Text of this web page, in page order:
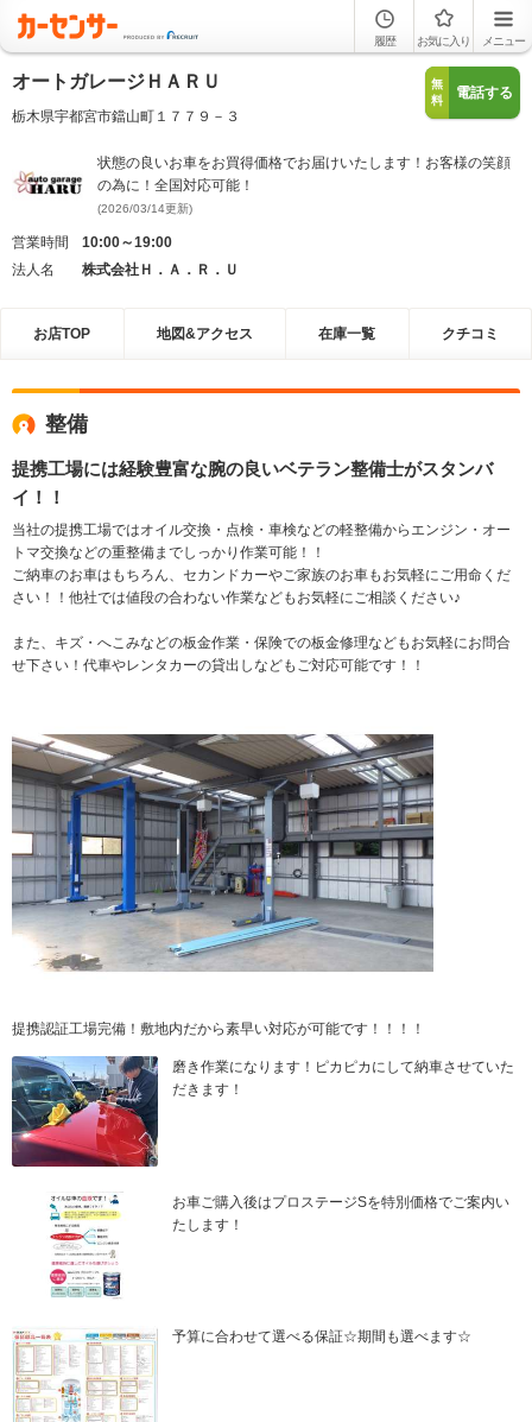
履歴 お気に入り メニュー
オートガレージＨＡＲＵ
栃木県宇都宮市鐺山町１７７９－３
無
料
電話する
状態の良いお車をお買得価格でお届けいたします！お客様の笑顔
の為に！全国対応可能！
(2026/03/14更新)
営業時間
10:00～19:00
法人名
株式会社Ｈ．Ａ．Ｒ．Ｕ
お店TOP 地図&アクセス 在庫一覧 クチコミ
整備
提携工場には経験豊富な腕の良いベテラン整備士がスタンバ
イ！！
当社の提携工場ではオイル交換・点検・車検などの軽整備からエンジン・オー
トマ交換などの重整備までしっかり作業可能！！
ご納車のお車はもちろん、セカンドカーやご家族のお車もお気軽にご用命くだ
さい！！他社では値段の合わない作業などもお気軽にご相談ください♪
また、キズ・へこみなどの板金作業・保険での板金修理などもお気軽にお問合
せ下さい！代車やレンタカーの貸出しなどもご対応可能です！！
提携認証工場完備！敷地内だから素早い対応が可能です！！！！
磨き作業になります！ピカピカにして納車させていた
だきます！
お車ご購入後はプロステージSを特別価格でご案内い
たします！
予算に合わせて選べる保証☆期間も選べます☆